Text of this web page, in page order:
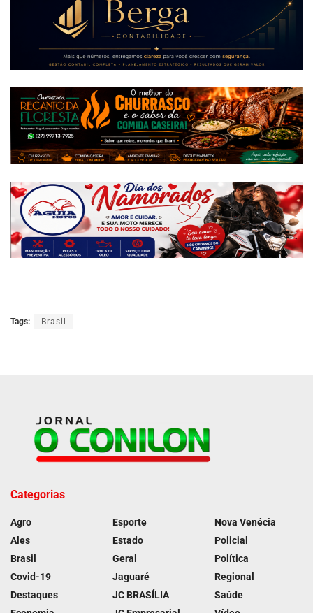
Tags: Brasil
Categorias
Agro
Ales
Brasil
Covid-19
Destaques
Esporte
Estado
Geral
Jaguaré
JC BRASÍLIA
Nova Venécia
Policial
Política
Regional
Saúde